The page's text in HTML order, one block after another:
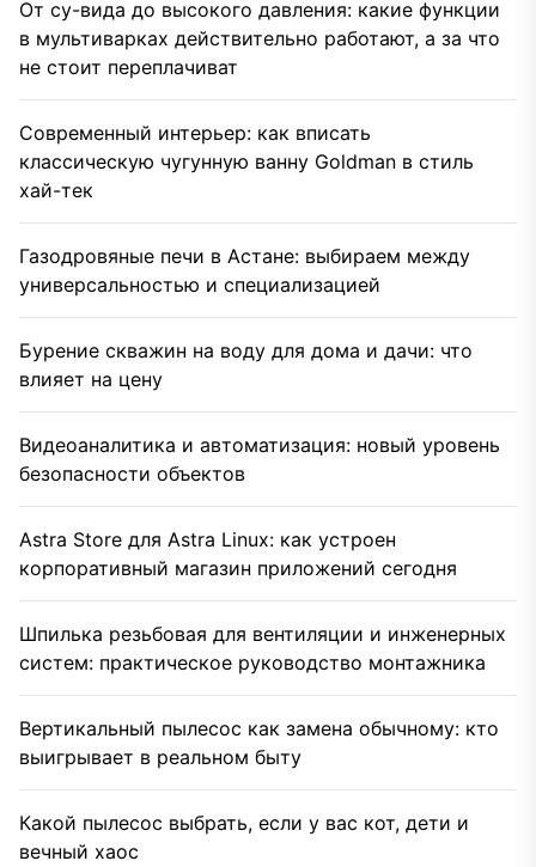
От су-вида до высокого давления: какие функции
в мультиварках действительно работают, а за что
не стоит переплачиват
Современный интерьер: как вписать
классическую чугунную ванну Goldman в стиль
хай-тек
Газодровяные печи в Астане: выбираем между
универсальностью и специализацией
Бурение скважин на воду для дома и дачи: что
влияет на цену
Видеоаналитика и автоматизация: новый уровень
безопасности объектов
Astra Store для Astra Linux: как устроен
корпоративный магазин приложений сегодня
Шпилька резьбовая для вентиляции и инженерных
систем: практическое руководство монтажника
Вертикальный пылесос как замена обычному: кто
выигрывает в реальном быту
Какой пылесос выбрать, если у вас кот, дети и
вечный хаос